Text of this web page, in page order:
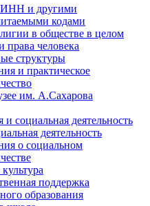
ИНН и другими
кодами
в обществе в целом
права человека
структуры
и практическое
им. А.Сахарова
социальная деятельность
деятельность
о социальном
поддержка
образования